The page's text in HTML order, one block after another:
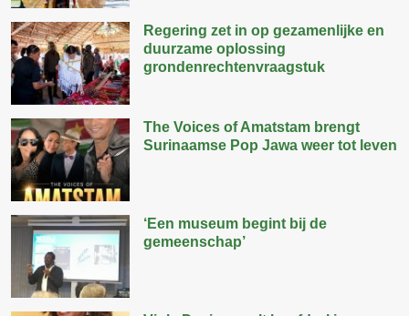
Regering zet in op gezamenlijke en
duurzame oplossing
grondenrechtenvraagstuk
The Voices of Amatstam brengt
Surinaamse Pop Jawa weer tot leven
‘Een museum begint bij de
gemeenschap’